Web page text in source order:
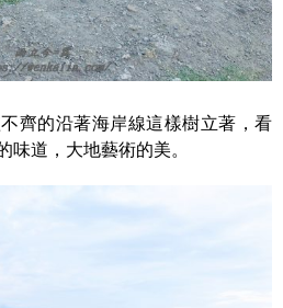
齊的沿著海岸線這樣樹立著，看
味道，大地藝術的美。